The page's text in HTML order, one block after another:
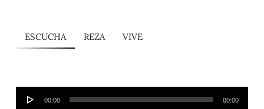
ESCUCHA REZA VIVE
00:00 00:00